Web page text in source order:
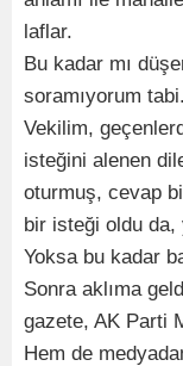
laflar.
Bu kadar mı
soramıyorum
Vekilim,
isteğini alenen
oturmuş, cevap
bir isteği oldu
Yoksa bu kadar
Sonra aklıma
gazete, AK Parti
Hem de